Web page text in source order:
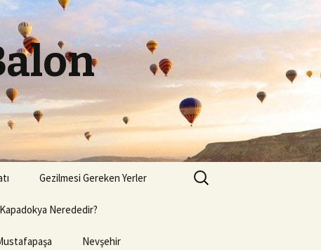
Gezilmesi Gereken Yerler
Kapadokya Nerededir?
Nevşehir
Arama: